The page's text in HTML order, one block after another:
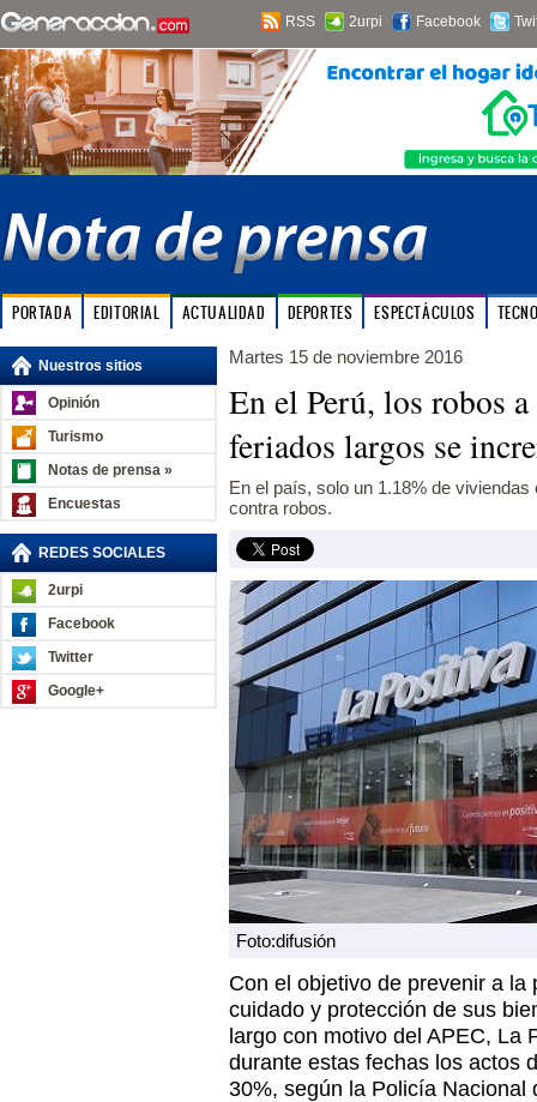
RSS 2urpi Facebook
PORTADA EDITORIAL ACTUALIDAD DEPORTES ESPECTÁCULOS
Nuestros sitios
Opinión
Turismo
Notas de prensa »
Encuestas
REDES SOCIALES
2urpi
Facebook
Twitter
Google+
Martes 15 de noviembre 2016
En el Perú, los robos
feriados largos se
En el país, solo un 1.18% de
contra robos.
Foto:difusión
Con el objetivo de prevenir a
cuidado y protección de sus
largo con motivo del APEC, La
durante estas fechas los actos
30%, según la Policía Nacional